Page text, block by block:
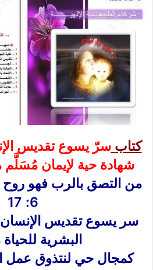
كتاب سرّ يسوع تقديس
شهادة حية لإيمان
6: 17
سر يسوع تقديس الإنسان
البشرية
كمجال حي لنتذوق عمل